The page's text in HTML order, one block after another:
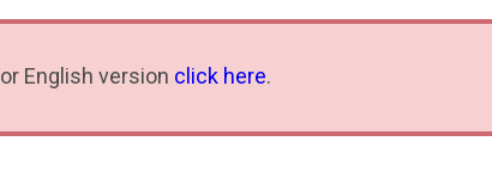
English version click here.